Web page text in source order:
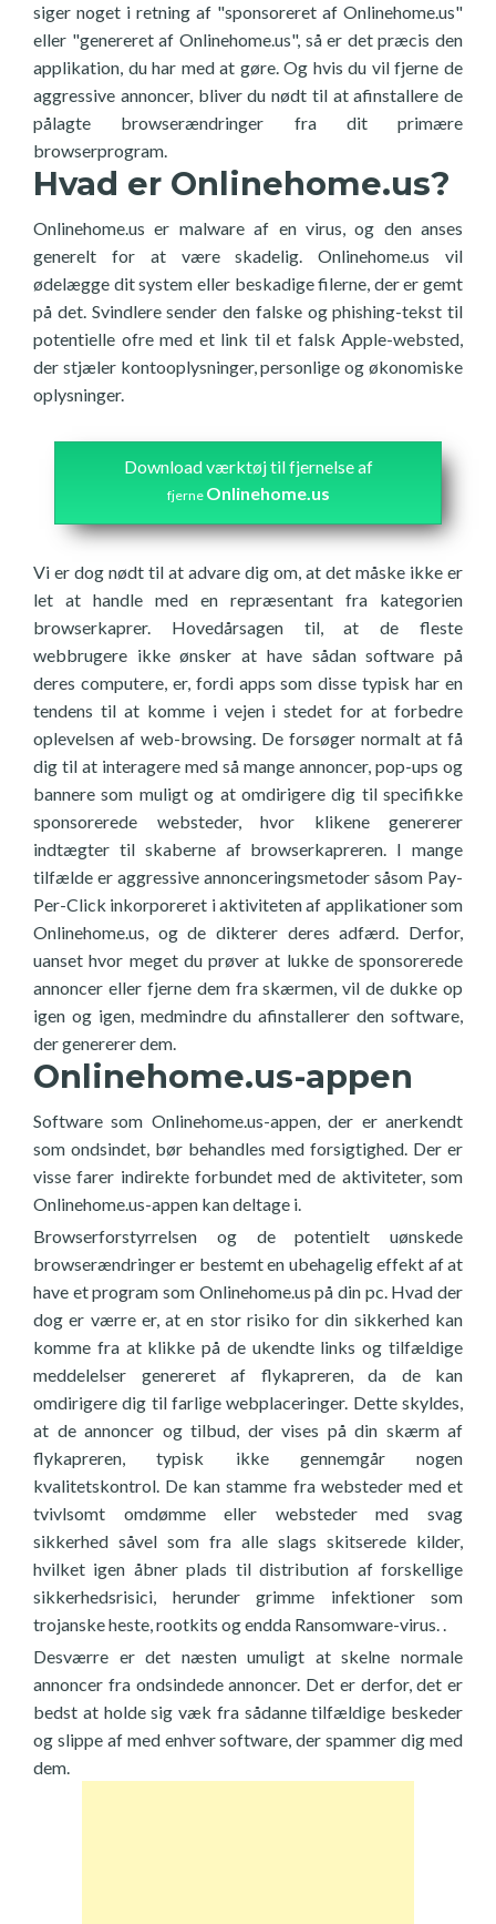
siger noget i retning af "sponsoreret af Onlinehome.us"
eller "genereret af Onlinehome.us", så er det præcis den
applikation, du har med at gøre. Og hvis du vil fjerne de
aggressive annoncer, bliver du nødt til at afinstallere de
pålagte browserændringer fra dit primære
browserprogram.
Hvad er Onlinehome.us?
Onlinehome.us er malware af en virus, og den anses
generelt for at være skadelig. Onlinehome.us vil
ødelægge dit system eller beskadige filerne, der er gemt
på det. Svindlere sender den falske og phishing-tekst til
potentielle ofre med et link til et falsk Apple-websted,
der stjæler kontooplysninger, personlige og økonomiske
oplysninger.
Download værktøj til fjernelse af
fjerne Onlinehome.us
Vi er dog nødt til at advare dig om, at det måske ikke er
let at handle med en repræsentant fra kategorien
browserkaprer. Hovedårsagen til, at de fleste
webbrugere ikke ønsker at have sådan software på
deres computere, er, fordi apps som disse typisk har en
tendens til at komme i vejen i stedet for at forbedre
oplevelsen af web-browsing. De forsøger normalt at få
dig til at interagere med så mange annoncer, pop-ups og
bannere som muligt og at omdirigere dig til specifikke
sponsorerede websteder, hvor klikene genererer
indtægter til skaberne af browserkapreren. I mange
tilfælde er aggressive annonceringsmetoder såsom Pay-
Per-Click inkorporeret i aktiviteten af applikationer som
Onlinehome.us, og de dikterer deres adfærd. Derfor,
uanset hvor meget du prøver at lukke de sponsorerede
annoncer eller fjerne dem fra skærmen, vil de dukke op
igen og igen, medmindre du afinstallerer den software,
der genererer dem.
Onlinehome.us-appen
Software som Onlinehome.us-appen, der er anerkendt
som ondsindet, bør behandles med forsigtighed. Der er
visse farer indirekte forbundet med de aktiviteter, som
Onlinehome.us-appen kan deltage i.
Browserforstyrrelsen og de potentielt uønskede
browserændringer er bestemt en ubehagelig effekt af at
have et program som Onlinehome.us på din pc. Hvad der
dog er værre er, at en stor risiko for din sikkerhed kan
komme fra at klikke på de ukendte links og tilfældige
meddelelser genereret af flykapreren, da de kan
omdirigere dig til farlige webplaceringer. Dette skyldes,
at de annoncer og tilbud, der vises på din skærm af
flykapreren, typisk ikke gennemgår nogen
kvalitetskontrol. De kan stamme fra websteder med et
tvivlsomt omdømme eller websteder med svag
sikkerhed såvel som fra alle slags skitserede kilder,
hvilket igen åbner plads til distribution af forskellige
sikkerhedsrisici, herunder grimme infektioner som
trojanske heste, rootkits og endda Ransomware-virus. .
Desværre er det næsten umuligt at skelne normale
annoncer fra ondsindede annoncer. Det er derfor, det er
bedst at holde sig væk fra sådanne tilfældige beskeder
og slippe af med enhver software, der spammer dig med
dem.